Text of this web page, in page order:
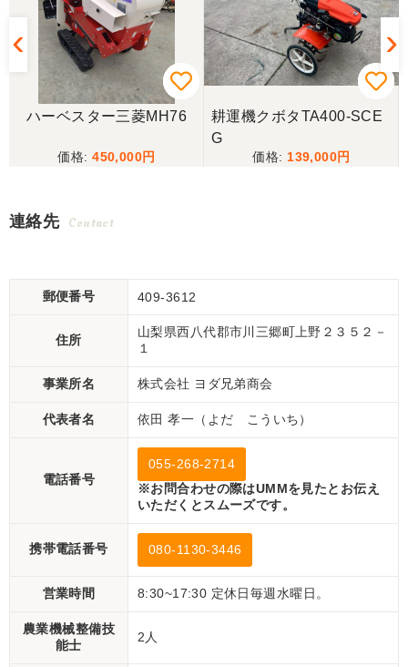
ハーベスター三菱MH76
450,000
耕運機クボタTA400-SCE
G
139,000
連絡先 Contact
郵便番号 409-3612
住所
山梨県西八代郡市川三郷町上野２３５２－
１
事業所名 株式会社 ヨダ兄弟商会
代表者名 依田 孝一（よだ こういち）
電話番号
055-268-2714
※お問合わせの際はUMMを見たとお伝え
いただくとスムーズです。
携帯電話番号 080-1130-3446
営業時間 8:30~17:30 定休日毎週水曜日。
農業機械整備技
能士
2人